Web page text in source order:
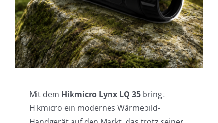
Einsatzgebiete
Karriere
News
Mit dem Hikmicro Lynx LQ 35bringt
Hikmicro ein modernes Wärmebild-